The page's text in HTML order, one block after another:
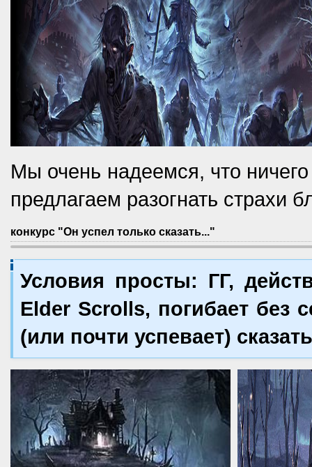
Мы очень надеемся, что
предлагаем разогнать страхи
конкурс "Он успел только сказать..."
Условия просты: ГГ,
Elder Scrolls, погибает без
(или почти успевает)